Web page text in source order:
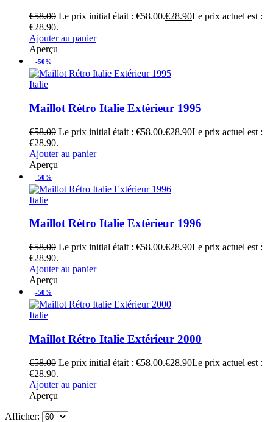
€58.00 Le prix initial était : €58.00.€28.90Le prix actuel est :
€28.90.
Ajouter au panier
Aperçu
-50%
Italie
Maillot Rétro Italie Extérieur 1995
€58.00 Le prix initial était : €58.00.€28.90Le prix actuel est :
€28.90.
Ajouter au panier
Aperçu
-50%
Italie
Maillot Rétro Italie Extérieur 1996
€58.00 Le prix initial était : €58.00.€28.90Le prix actuel est :
€28.90.
Ajouter au panier
Aperçu
-50%
Italie
Maillot Rétro Italie Extérieur 2000
€58.00 Le prix initial était : €58.00.€28.90Le prix actuel est :
€28.90.
Ajouter au panier
Aperçu
Afficher: